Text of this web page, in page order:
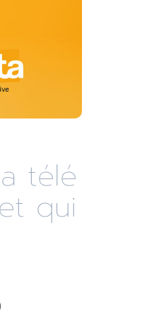
télé
qui